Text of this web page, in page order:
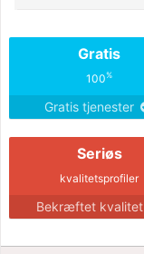
Gratis
100%
Gratis tjenester
Seriøs
kvalitetsprofiler
Bekræftet kvalitet